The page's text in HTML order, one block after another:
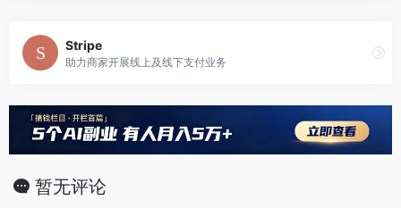
Stripe
助力商家开展线上及线下支付业务
暂无评论